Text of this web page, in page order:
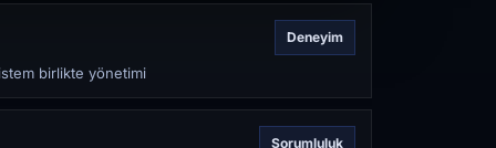
Deneyim
birlikte yönetimi
Sorumluluk